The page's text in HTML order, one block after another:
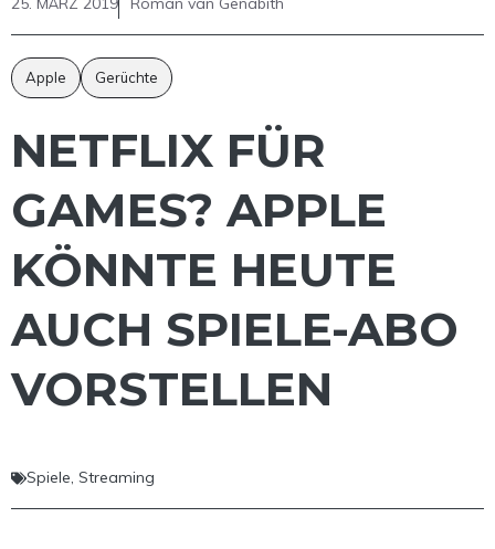
Apple Gerüchte
NETFLIX FÜR
GAMES? APPLE
KÖNNTE HEUTE
AUCH SPIELE-ABO
VORSTELLEN
Spiele, Streaming